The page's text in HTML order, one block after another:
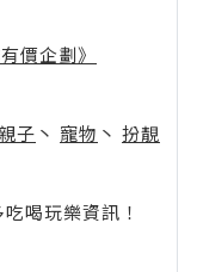
價企劃》
子 丶 寵物 丶 扮靚
喝玩樂資訊！